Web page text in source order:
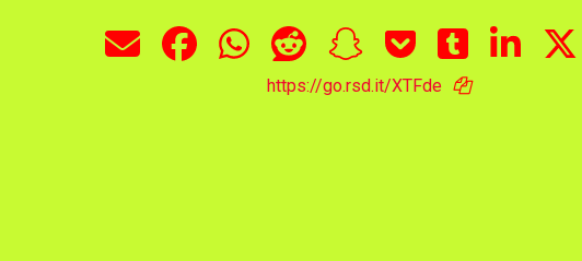
https://go.rsd.it/XTFde